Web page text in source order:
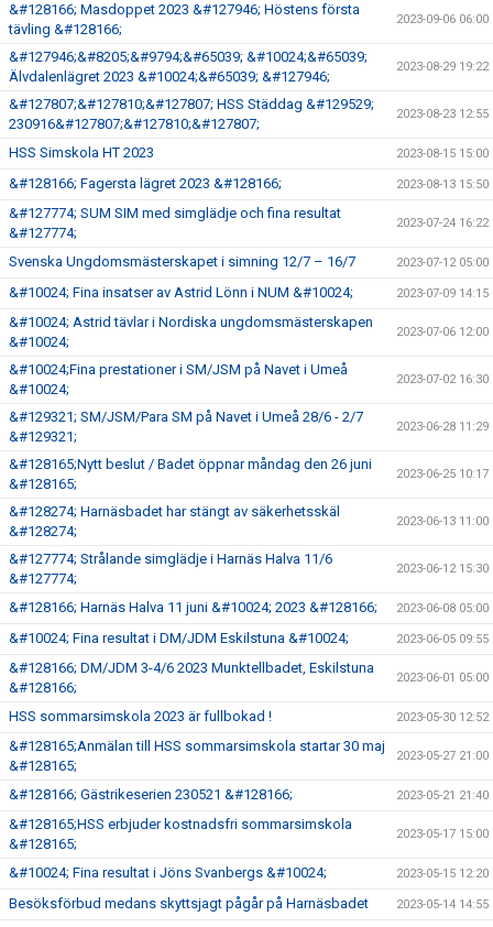
&#128166; Masdoppet 2023 &#127946; Höstens första
tävling &#128166;
2023-09-06 06:00
&#127946;&#8205;&#9794;&#65039; &#10024;&#65039;
Älvdalenlägret 2023 &#10024;&#65039; &#127946;
2023-08-29 19:22
&#127807;&#127810;&#127807; HSS Städdag &#129529;
230916&#127807;&#127810;&#127807;
2023-08-23 12:55
HSS Simskola HT 2023 2023-08-15 15:00
&#128166; Fagersta lägret 2023 &#128166; 2023-08-13 15:50
&#127774; SUM SIM med simglädje och fina resultat
&#127774;
2023-07-24 16:22
Svenska Ungdomsmästerskapet i simning 12/7 – 16/7 2023-07-12 05:00
&#10024; Fina insatser av Astrid Lönn i NUM &#10024; 2023-07-09 14:15
&#10024; Astrid tävlar i Nordiska ungdomsmästerskapen
&#10024;
2023-07-06 12:00
&#10024;Fina prestationer i SM/JSM på Navet i Umeå
&#10024;
2023-07-02 16:30
&#129321; SM/JSM/Para SM på Navet i Umeå 28/6 - 2/7
&#129321;
2023-06-28 11:29
&#128165;Nytt beslut / Badet öppnar måndag den 26 juni
&#128165;
2023-06-25 10:17
&#128274; Harnäsbadet har stängt av säkerhetsskäl
&#128274;
2023-06-13 11:00
&#127774; Strålande simglädje i Harnäs Halva 11/6
&#127774;
2023-06-12 15:30
&#128166; Harnäs Halva 11 juni &#10024; 2023 &#128166; 2023-06-08 05:00
&#10024; Fina resultat i DM/JDM Eskilstuna &#10024; 2023-06-05 09:55
&#128166; DM/JDM 3-4/6 2023 Munktellbadet, Eskilstuna
&#128166;
2023-06-01 05:00
HSS sommarsimskola 2023 är fullbokad ! 2023-05-30 12:52
&#128165;Anmälan till HSS sommarsimskola startar 30 maj
&#128165;
2023-05-27 21:00
&#128166; Gästrikeserien 230521 &#128166; 2023-05-21 21:40
&#128165;HSS erbjuder kostnadsfri sommarsimskola
&#128165;
2023-05-17 15:00
&#10024; Fina resultat i Jöns Svanbergs &#10024; 2023-05-15 12:20
Besöksförbud medans skyttsjagt pågår på Harnäsbadet 2023-05-14 14:55